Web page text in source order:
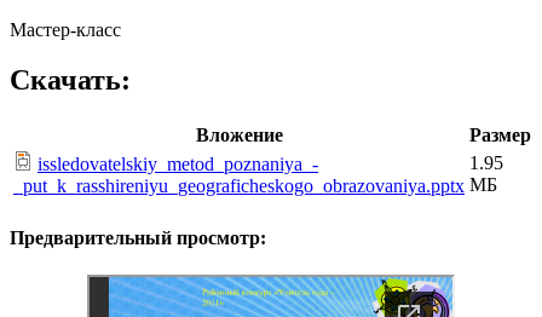
Мастер-класс
Скачать:
Вложение
Размер
issledovatelskiy_metod_poznaniya_-
_put_k_rasshireniyu_geograficheskogo_obrazovaniya.pptx
1.95
МБ
Предварительный просмотр: